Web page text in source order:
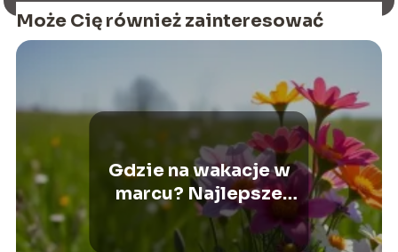
Może Cię również zainteresować
Gdzie na wakacje w
marcu? Najlepsze
kierunki na wiosenny
urlop